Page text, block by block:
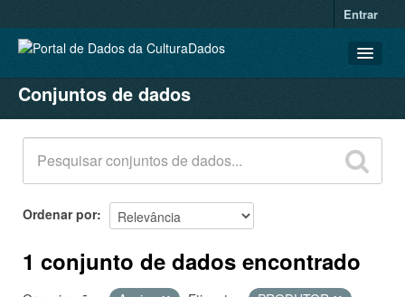
Entrar
CONJUNTOS DE DADOS
ORGANIZAÇÕES
GRUPOS
SOBRE
Conjuntos de dados
Ordenar por
1 conjunto de dados encontrado